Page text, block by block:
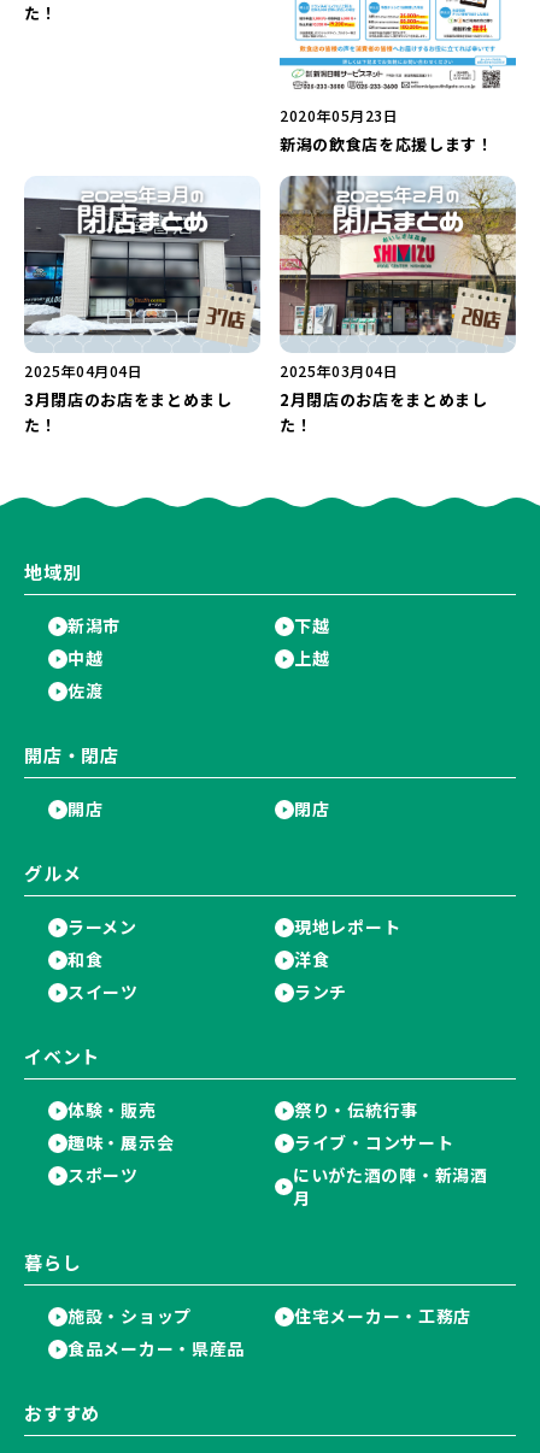
た！
2020年05月23日
新潟の飲食店を応援します！
2025年04月04日
3月閉店のお店をまとめまし
た！
2025年03月04日
2月閉店のお店をまとめまし
た！
地域別
新潟市
下越
中越
上越
佐渡
開店・閉店
開店 閉店
グルメ
ラーメン
現地レポート
和食
洋食
スイーツ
ランチ
イベント
体験・販売
祭り・伝統行事
趣味・展示会
ライブ・コンサート
スポーツ
にいがた酒の陣・新潟酒
月
暮らし
施設・ショップ
住宅メーカー・工務店
食品メーカー・県産品
おすすめ